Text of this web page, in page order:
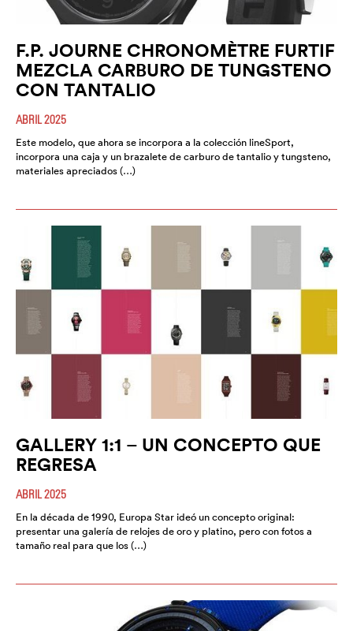
F.P. JOURNE CHRONOMÈTRE FURTIF
MEZCLA CARBURO DE TUNGSTENO
CON TANTALIO
ABRIL 2025
Este modelo, que ahora se incorpora a la colección lineSport,
incorpora una caja y un brazalete de carburo de tantalio y tungsteno,
materiales apreciados (…)
GALLERY 1:1 – UN CONCEPTO QUE
REGRESA
ABRIL 2025
En la década de 1990, Europa Star ideó un concepto original:
presentar una galería de relojes de oro y platino, pero con fotos a
tamaño real para que los (…)